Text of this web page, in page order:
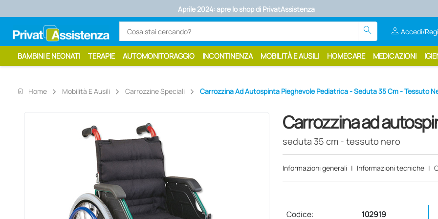
Aprile 2024: apre lo shop di PrivatAssistenza
search person Accedi/
BAMBINI E NEONATI TERAPIE AUTOMONITORAGGIO INCONTINENZA MOBILITÀ E AUSILI HOMECARE MEDICAZIONI
home Home Mobilità E Ausili Carrozzine Speciali Carrozzina Ad Autospinta Pieghevole Pediatrica - Seduta 35 Cm - Tessuto
Carrozzina ad
seduta 35 cm - tessuto nero
Informazioni generali | Informazioni tecniche |
Codice:
102919